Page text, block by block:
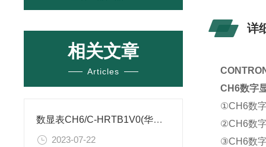
相关文章
Articles
数显表CH6/C-HRTB1V0(华文天辰)参数图
2023-07-22
详
CH6数字
①CH6数
②CH6数
③CH6数